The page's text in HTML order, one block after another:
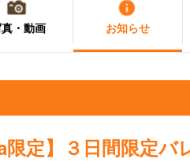
・動画 お知らせ
限定】３日間限定